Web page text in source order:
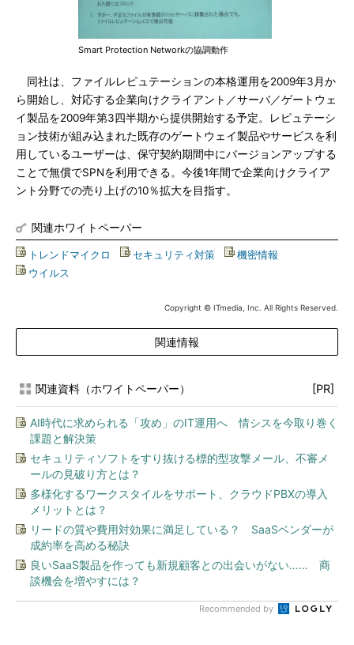
Smart Protection Networkの協調動作
同社は、ファイルレピュテーションの本格運用を2009年3月か
ら開始し、対応する企業向けクライアント／サーバ／ゲートウェ
イ製品を2009年第3四半期から提供開始する予定。レピュテーシ
ョン技術が組み込まれた既存のゲートウェイ製品やサービスを利
用しているユーザーは、保守契約期間中にバージョンアップする
ことで無償でSPNを利用できる。今後1年間で企業向けクライア
ント分野での売り上げの10％拡大を目指す。
関連ホワイトペーパー
トレンドマイクロ セキュリティ対策 機密情報
ウイルス
Copyright © ITmedia, Inc. All Rights Reserved.
関連情報
関連資料（ホワイトペーパー） [PR]
AI時代に求められる「攻め」のIT運用へ 情シスを今取り巻く
課題と解決策
セキュリティソフトをすり抜ける標的型攻撃メール、不審メ
ールの見破り方とは？
多様化するワークスタイルをサポート、クラウドPBXの導入
メリットとは？
リードの質や費用対効果に満足している？ SaaSベンダーが
成約率を高める秘訣
良いSaaS製品を作っても新規顧客との出会いがない…… 商
談機会を増やすには？
Recommended by